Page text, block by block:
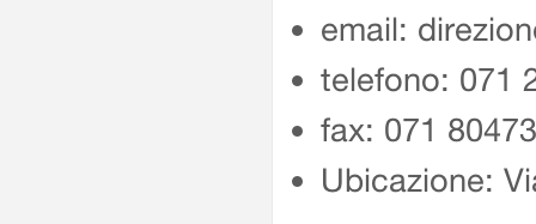
email:
telefono: 071
fax: 071
Ubicazione: